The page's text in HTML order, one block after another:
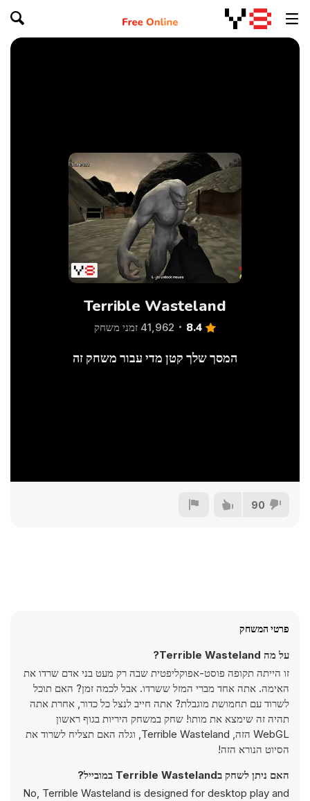
Terrible Wasteland
8.4 41,962 זמני משחק
המסך שלך קטן מדי עבור משחק זה
90
פרטי המשחק
על מה Terrible Wasteland?
זו הייתה תקופה פוסט-אפוקליפטית שבה רק מעט בני אדם שרדו את
האימה. אתה אחד מברי המזל ששרדו. אבל לכמה זמן? האם תוכל
לשרוד עם תחמושת מוגבלת? אתה חייב לנצל כל כדור, אחרת אתה
תהיה זה שימצא את מותו! שחק במשחק היריות בגוף ראשון
WebGL הזה, Terrible Wasteland, וגלה האם תצליח לשרוד את
הסיוט הנורא הזה!
האם ניתן לשחק בTerrible Wasteland במובייל?
No, Terrible Wasteland is designed for desktop play and